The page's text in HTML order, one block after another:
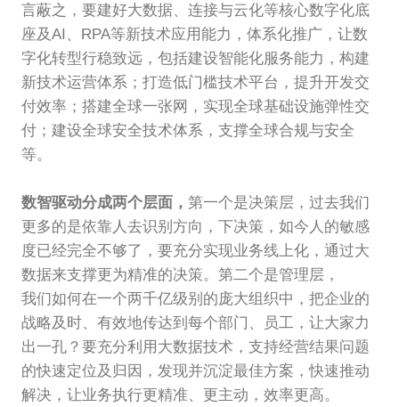
言蔽之，要建好大数据、连接与云化等核心数字化底
座及AI、RPA等新技术应用能力，体系化推广，让数
字化转型行稳致远，包括建设智能化服务能力，构建
新技术运营体系；打造低门槛技术平台，提升开发交
付效率；搭建全球一张网，实现全球基础设施弹性交
付；建设全球安全技术体系，支撑全球合规与安全
等。
数智驱动分成两个层面， 第一个是决策层，过去我们
更多的是依靠人去识别方向，下决策，如今人的敏感
度已经完全不够了，要充分实现业务线上化，通过大
数据来支撑更为精准的决策。第二个是管理层，
我们如何在一个两千亿级别的庞大组织中，把企业的
战略及时、有效地传达到每个部门、员工，让大家力
出一孔？要充分利用大数据技术，支持经营结果问题
的快速定位及归因，发现并沉淀最佳方案，快速推动
解决，让业务执行更精准、更主动，效率更高。